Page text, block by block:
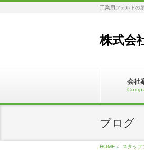
工業用フェルトの
株式会
会社
ブログ
HOME » スタッフ